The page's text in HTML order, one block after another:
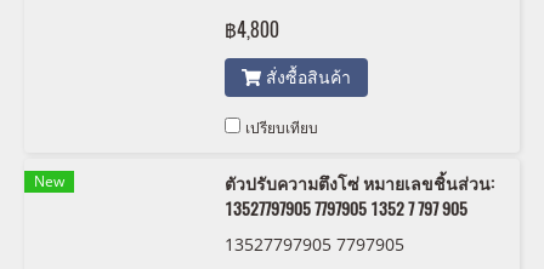
฿4,800
สั่งซื้อสินค้า
เปรียบเทียบ
New
ตัวปรับความตึงโซ่ หมายเลขชิ้นส่วน:
13527797905 7797905 1352 7 797 905
13527797905 7797905